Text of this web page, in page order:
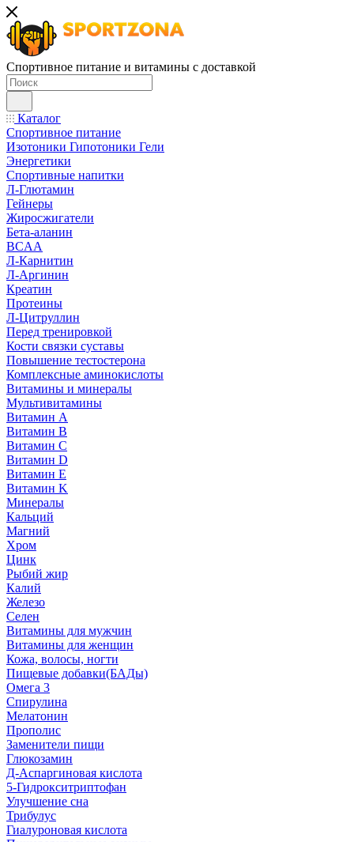
Спортивное питание и витамины с доставкой
Каталог
Спортивное питание
Изотоники Гипотоники Гели
Энергетики
Спортивные напитки
Л-Глютамин
Гейнеры
Жиросжигатели
Бета-аланин
BCAA
Л-Карнитин
Л-Аргинин
Креатин
Протеины
Л-Цитруллин
Перед тренировкой
Кости связки суставы
Повышение тестостерона
Комплексные аминокислоты
Витамины и минералы
Мультивитамины
Витамин A
Витамин B
Витамин C
Витамин D
Витамин E
Витамин K
Минералы
Кальций
Магний
Хром
Цинк
Рыбий жир
Калий
Железо
Селен
Витамины для мужчин
Витамины для женщин
Кожа, волосы, ногти
Пищевые добавки(БАДы)
Омега 3
Спирулина
Мелатонин
Прополис
Заменители пищи
Глюкозамин
Д-Аспаргиновая кислота
5-Гидрокситриптофан
Улучшение сна
Трибулус
Гиалуроновая кислота